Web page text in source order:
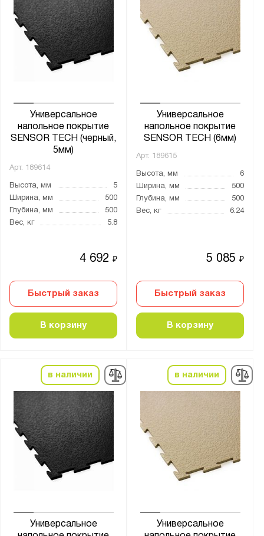
Универсальное
напольное покрытие
SENSOR TECH (черный,
5мм)
Арт. 189614
Высота, мм
5
Ширина, мм
500
Глубина, мм
500
Вес, кг
5.8
4 692₽
Быстрый заказ
В корзину
Универсальное
напольное покрытие
SENSOR TECH (6мм)
Арт. 189615
Высота, мм
6
Ширина, мм
500
Глубина, мм
500
Вес, кг
6.24
5 085₽
Быстрый заказ
В корзину
в наличии
Универсальное
в наличии
Универсальное